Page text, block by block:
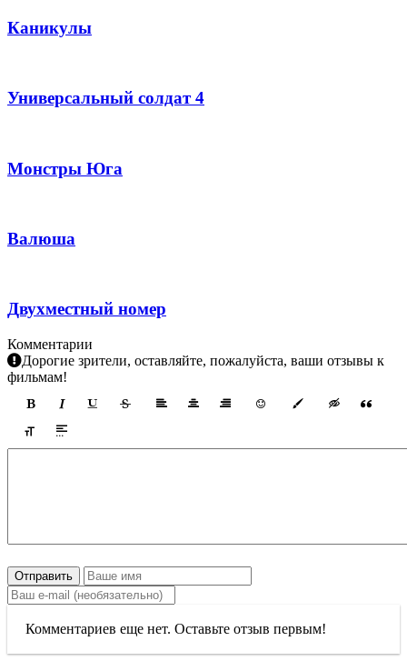
Каникулы
Универсальный солдат 4
Монстры Юга
Валюша
Двухместный номер
Комментарии
Дорогие зрители, оставляйте, пожалуйста, ваши отзывы к
фильмам!
Отправить
Комментариев еще нет. Оставьте отзыв первым!